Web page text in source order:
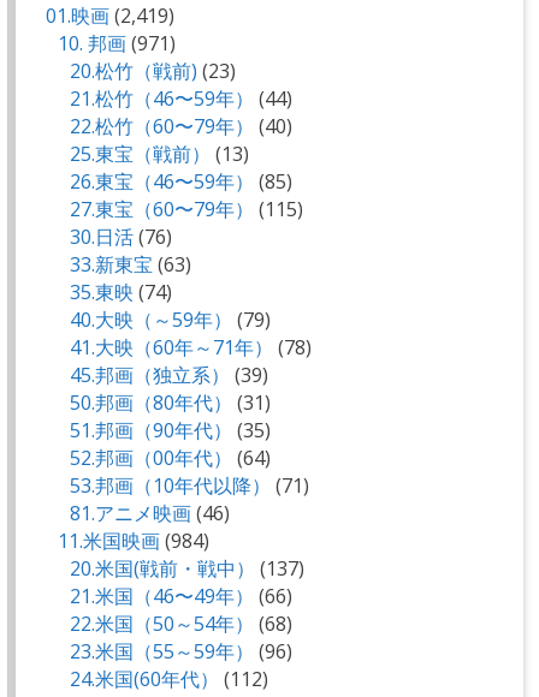
01.映画(2,419)
10. 邦画(971)
20.松竹（戦前) (23)
21.松竹（46〜59年）
(44)
22.松竹（60〜79年）
(40)
25.東宝（戦前）
(13)
26.東宝（46〜59年）
(85)
27.東宝（60〜79年）
(115)
30.日活(76)
33.新東宝 (63)
35.東映 (74)
40.大映（～59年）
(79)
41.大映（60年～71年）
(78)
45.邦画（独立系）
(39)
50.邦画（80年代）
(31)
51.邦画（90年代）
(35)
52.邦画（00年代）
(64)
53.邦画（10年代以降）
(71)
81.アニメ映画(46)
11.米国映画(984)
20.米国(戦前・戦中）
(137)
21.米国（46〜49年）
(66)
22.米国（50～54年）
(68)
23.米国（55～59年）
(96)
24.米国(60年代）
(112)